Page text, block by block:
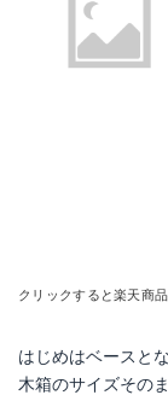
クリックすると楽天商
はじめはベースと
木箱のサイズその